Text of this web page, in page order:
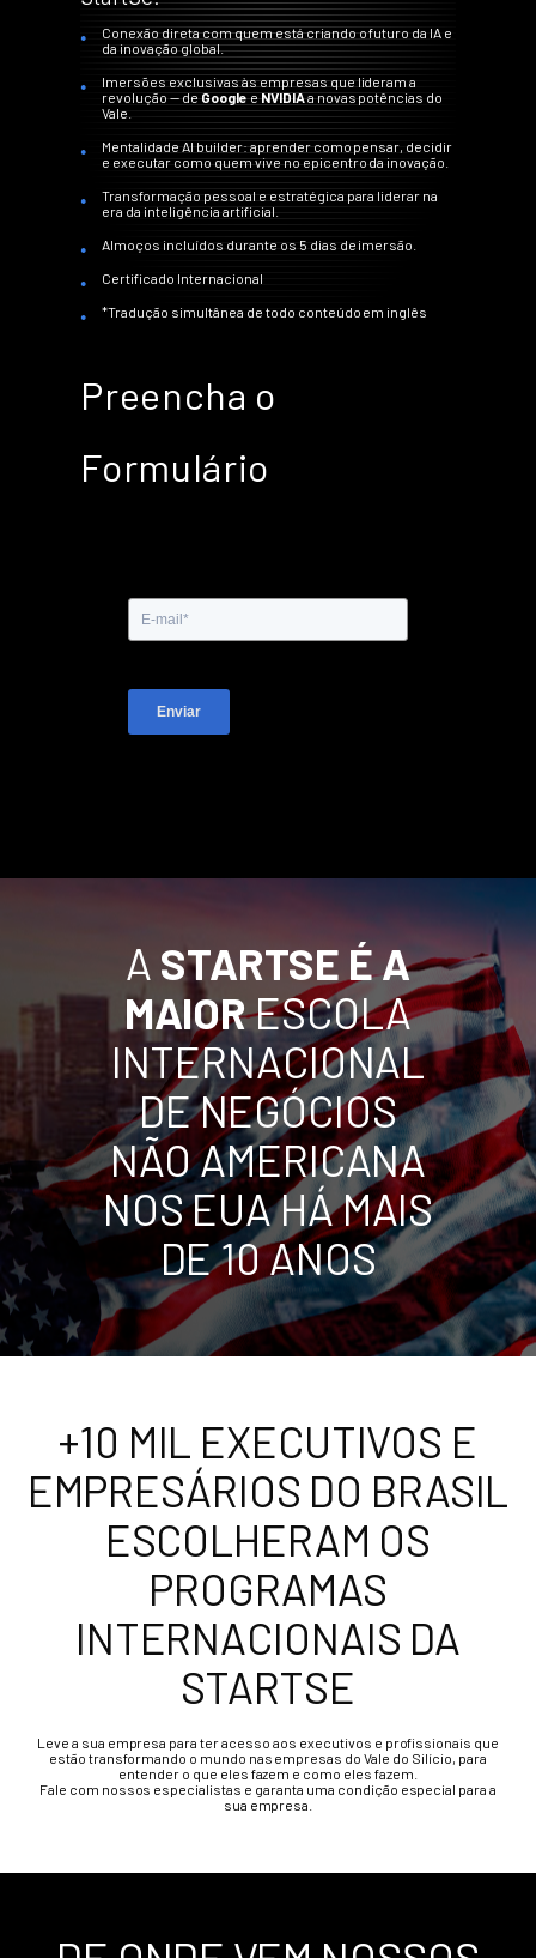
Conexão direta com quem está criando o futuro da IA e
da inovação global.
Imersões exclusivas às empresas que lideram a
revolução — deGoogleeNVIDIAa novas potências do
Vale.
Mentalidade AI builder: aprender como pensar, decidir
e executar como quem vive no epicentro da inovação.
Transformação pessoal e estratégica para liderar na
era da inteligência artificial.
Almoços incluídos durante os 5 dias de imersão.
Certificado Internacional
*Tradução simultânea de todo conteúdo em inglês
Preencha o
Formulário
Enviar
A STARTSE É A
MAIORESCOLA
INTERNACIONAL
DE NEGÓCIOS
NÃO AMERICANA
NOS EUA HÁ MAIS
DE 10 ANOS
+10 MIL EXECUTIVOS E
EMPRESÁRIOS DO BRASIL
ESCOLHERAM OS
PROGRAMAS
INTERNACIONAIS DA
STARTSE
Leve a sua empresa para ter acesso aos executivos e profissionais que
estão transformando o mundo nas empresas do Vale do Silício, para
entender o que eles fazem e como eles fazem.
Fale com nossos especialistas e garanta uma condição especial para a
sua empresa.